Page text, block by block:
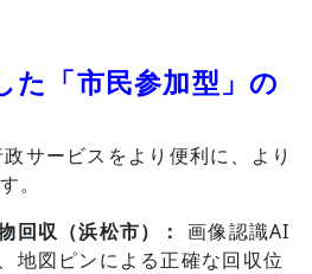
「市民参加型」の
サービスをより便利に、より
。
回収（浜松市）：画像認識AI
地図ピンによる正確な回収位